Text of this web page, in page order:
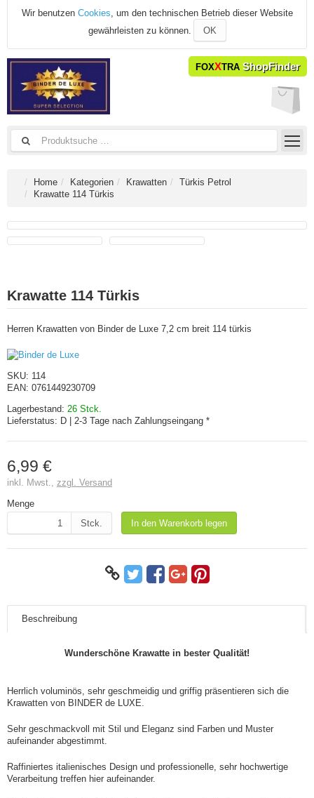
Wir benutzen Cookies, um den technischen Betrieb dieser Website
gewährleisten zu können.
OK
FOXXTRA ShopFinder
Home Kategorien Krawatten
Türkis Petrol
Krawatte 114 Türkis
Krawatte 114 Türkis
Herren Krawatten von Binder de Luxe 7,2 cm breit 114 türkis
SKU: 114
EAN: 0761449230709
Lagerbestand: 26 Stck.
Lieferstatus: D | 2-3 Tage nach Zahlungseingang *
6,99 €
inkl. Mwst., zzgl. Versand
Menge
Stck.
In den Warenkorb legen
Beschreibung
Wunderschöne Krawatte in bester Qualität!
Herrlich voluminös, sehr geschmeidig und griffig präsentieren sich die
Krawatten von BINDER de LUXE.
Sehr geschmackvoll mit Stil und Eleganz sind Farben und Muster
aufeinander abgestimmt.
Raffiniertes italienisches Design und professionelle, sehr hochwertige
Verarbeitung treffen hier aufeinander.